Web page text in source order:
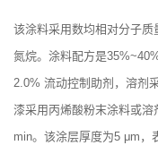
该涂料采用数均相对分子
氮烷。涂料配方是
2.0% 流动控制助剂，溶剂
漆采用丙烯酸粉末涂料或
min。该涂层厚度为5 μm，